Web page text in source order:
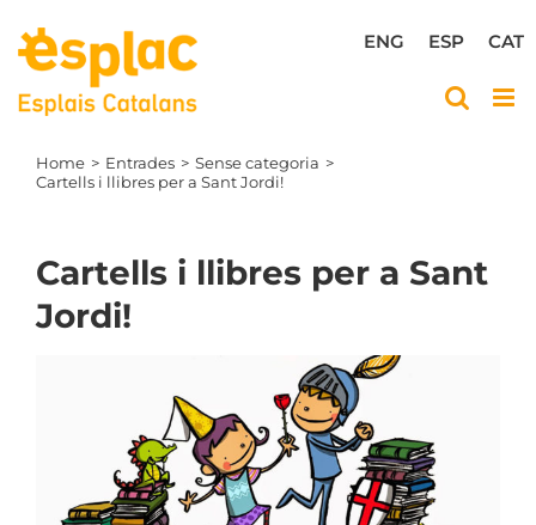
content
CAT
ESP
ENG
Home Entrades
Sense categoria
Cartells i llibres per a Sant Jordi!
Cartells i llibres per a Sant
Jordi!